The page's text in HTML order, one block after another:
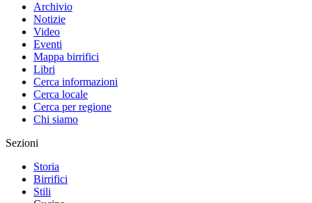
Archivio
Notizie
Video
Eventi
Mappa birrifici
Libri
Cerca informazioni
Cerca locale
Cerca per regione
Chi siamo
Sezioni
Storia
Birrifici
Stili